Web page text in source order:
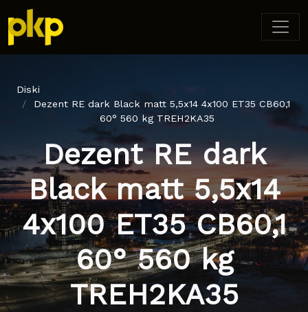
Diski
Dezent RE dark Black matt 5,5x14 4x100 ET35 CB60,1
60° 560 kg TREH2KA35
Dezent RE dark
Black matt 5,5x14
4x100 ET35 CB60,1
60° 560 kg
TREH2KA35